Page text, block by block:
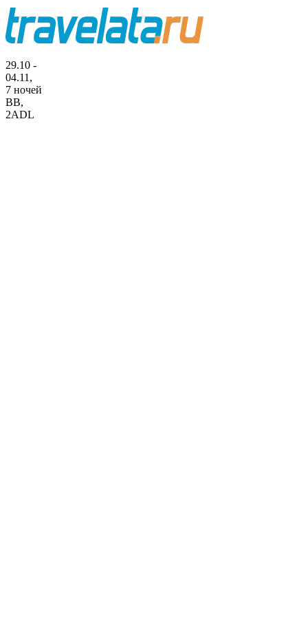
29.10 -
04.11,
7 ночей
BB,
2ADL